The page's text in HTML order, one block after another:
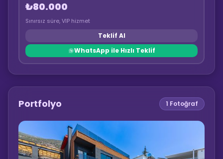
₺80.000
Sınırsız süre, VIP hizmet
Teklif Al
WhatsApp ile Hızlı Teklif
Portfolyo 1 Fotoğraf